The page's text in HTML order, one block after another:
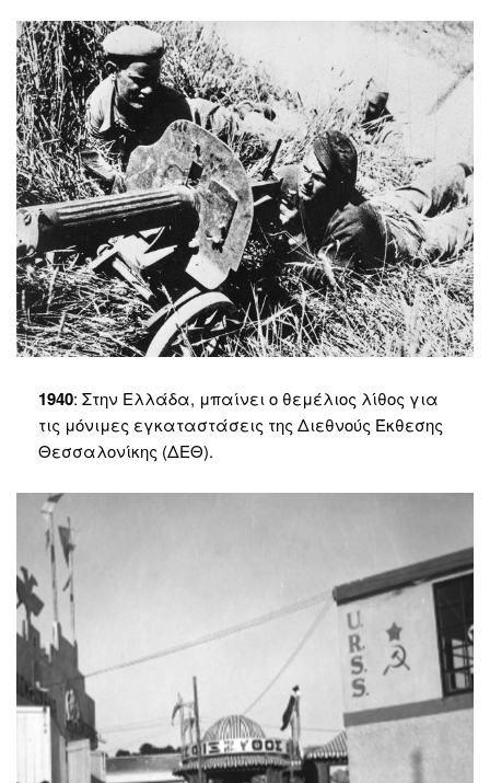
1940: Στην Ελλάδα, μπαίνει ο θεμέλιος λίθος για
τις μόνιμες εγκαταστάσεις της Διεθνούς Έκθεσης
Θεσσαλονίκης (ΔΕΘ).